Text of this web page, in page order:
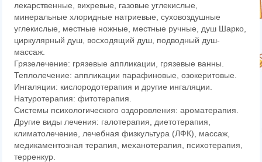
лекарственные, вихревые, газовые углекислые,
минеральные хлоридные натриевые, суховоздушные
углекислые, местные ножные, местные ручные, душ Шарко,
циркулярный душ, восходящий душ, подводный душ-
массаж.
Грязелечение: грязевые аппликации, грязевые ванны.
Теплолечение: аппликации парафиновые, озокеритовые.
Ингаляции: кислородотерапия и другие ингаляции.
Натуротерапия: фитотерапия.
Системы психологического оздоровления: ароматерапия.
Другие виды лечения: галотерапия, диетотерапия,
климатолечение, лечебная физкультура (ЛФК), массаж,
медикаментозная терапия, механотерапия, психотерапия,
терренкур.